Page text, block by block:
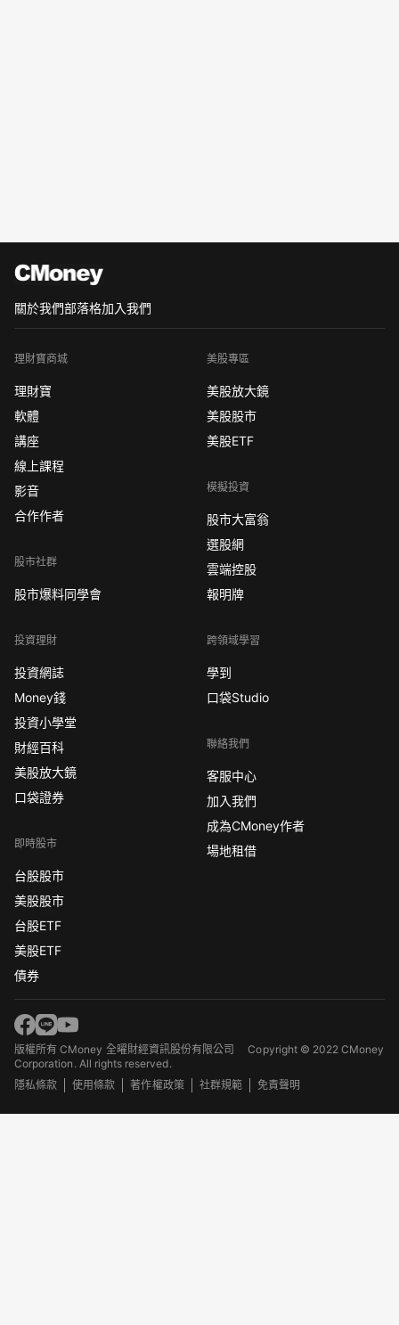
關於我們部落格加入我們
理財寶商城
理財寶
軟體
講座
線上課程
影音
合作作者
股市社群
股市爆料同學會
投資理財
投資網誌
Money錢
投資小學堂
財經百科
美股放大鏡
口袋證券
即時股市
台股股市
美股股市
台股ETF
美股ETF
債券
美股專區
美股放大鏡
美股股市
美股ETF
模擬投資
股市大富翁
選股網
雲端控股
報明牌
跨領域學習
學到
口袋Studio
聯絡我們
客服中心
加入我們
成為CMoney作者
場地租借
版權所有 CMoney 全曜財經資訊股份有限公司Copyright © 2022 CMoney
Corporation. All rights reserved.
隱私條款
使用條款 著作權政策 社群規範 免責聲明